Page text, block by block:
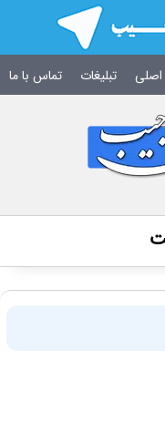
تبلیغات تماس با ما